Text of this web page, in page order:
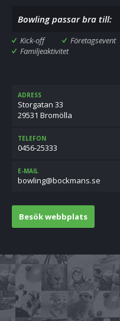
Bowling passar bra till:
Kick-off Företagsevent
Familjeaktivitet
ADRESS
Storgatan 33
29531 Bromölla
TELEFON
0456-25333
E-MAIL
es.snamkcob@gnilwob
Besök webbplats